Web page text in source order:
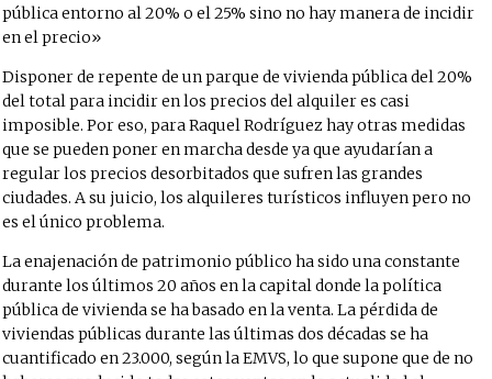
pública entorno al 20% o el 25% sino no hay manera de incidir
en el precio»
Disponer de repente de un parque de vivienda pública del 20%
del total para incidir en los precios del alquiler es casi
imposible. Por eso, para Raquel Rodríguez hay otras medidas
que se pueden poner en marcha desde ya que ayudarían a
regular los precios desorbitados que sufren las grandes
ciudades. A su juicio, los alquileres turísticos influyen pero no
es el único problema.
La enajenación de patrimonio público ha sido una constante
durante los últimos 20 años en la capital donde la política
pública de vivienda se ha basado en la venta. La pérdida de
viviendas públicas durante las últimas dos décadas se ha
cuantificado en 23.000, según la EMVS, lo que supone que de no